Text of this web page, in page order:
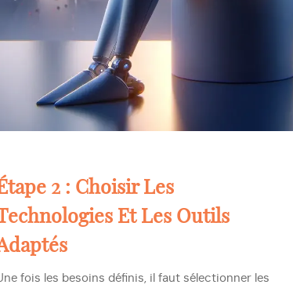
2 : Choisir Les
Et Les Outils
fois les besoins définis, il faut sélectionner les